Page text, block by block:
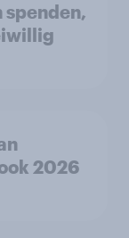
spenden,
2026